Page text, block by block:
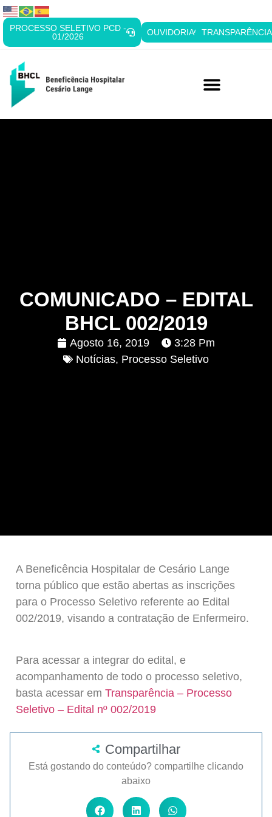
PROCESSO SELETIVO PCD -
01/2026
OUVIDORIA TRANSPARÊNCIA
COMUNICADO – EDITAL
BHCL 002/2019
Agosto 16, 2019
3:28 Pm
Notícias, Processo Seletivo
Compartilhar
Está gostando do conteúdo? compartilhe clicando
abaixo
A Beneficência Hospitalar de Cesário Lange
torna público que estão abertas as inscrições
para o Processo Seletivo referente ao Edital
002/2019, visando a contratação de Enfermeiro.
Para acessar a integrar do edital, e
acompanhamento de todo o processo seletivo,
basta acessar em Transparência – Processo
Seletivo – Edital nº 002/2019